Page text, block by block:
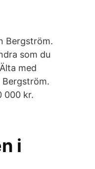
Bergström.
som du
med
000 kr.
i